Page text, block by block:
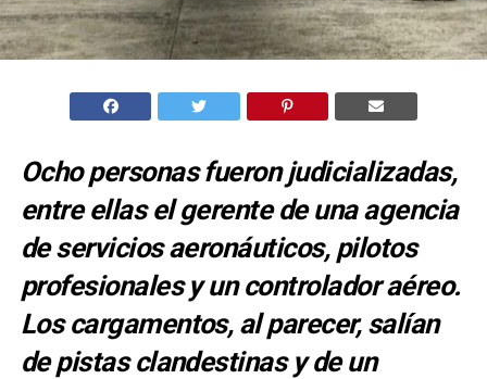
Ocho personas fueron judicializadas,
entre ellas el gerente de una agencia
de servicios aeronáuticos, pilotos
profesionales y un controlador aéreo.
Los cargamentos, al parecer, salían
de pistas clandestinas y de un